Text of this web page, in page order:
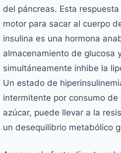
del páncreas. Esta
motor para sacar al cuerpo
insulina es una hormona
almacenamiento de glucosa
simultáneamente inhibe la
Un estado de
intermitente por consumo
azúcar, puede llevar a la
un desequilibrio metabólico